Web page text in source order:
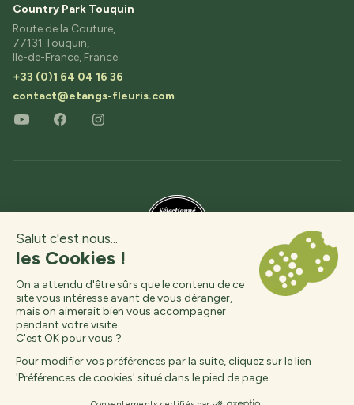
Country Park Touquin
Route de la Couture,
77131 Touquin,
Ile-de-France, France
+33 (0)1 64 04 16 36
contact@etangs-fleuris.com
Camping 4 étoiles
Seine-et-Marne
© 2026, Country Park, Réalisation :